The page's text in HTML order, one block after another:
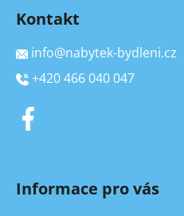
Kontakt
info@nabytek-bydleni.cz
+420 466 040 047
Informace pro vás